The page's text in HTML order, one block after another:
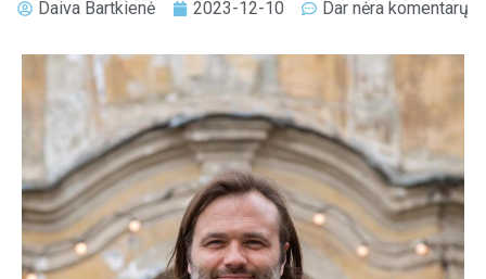
Daiva Bartkienė 2023-12-10 Dar nėra komentarų